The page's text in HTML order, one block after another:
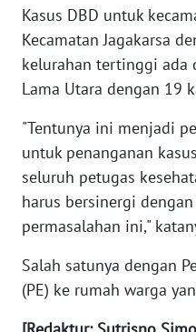
Kasus DBD untuk
Kecamatan Jagakarsa
kelurahan tertinggi ada
Lama Utara dengan 19
"Tentunya ini menjadi
untuk penanganan
seluruh petugas
harus bersinergi
permasalahan ini,"
Salah satunya dengan
(PE) ke rumah warga
WN
JOGJA
JATIM
WN
KALBAR
KALTENG